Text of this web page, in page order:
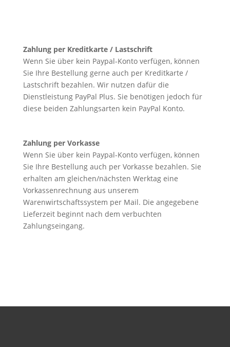
Zahlung per Kreditkarte / Lastschrift
Wenn Sie über kein Paypal-Konto verfügen, können
Sie Ihre Bestellung gerne auch per Kreditkarte /
Lastschrift bezahlen. Wir nutzen dafür die
Dienstleistung PayPal Plus. Sie benötigen jedoch für
diese beiden Zahlungsarten kein PayPal Konto.
Zahlung per Vorkasse
Wenn Sie über kein Paypal-Konto verfügen, können
Sie Ihre Bestellung auch per Vorkasse bezahlen. Sie
erhalten am gleichen/nächsten Werktag eine
Vorkassenrechnung aus unserem
Warenwirtschaftssystem per Mail. Die angegebene
Lieferzeit beginnt nach dem verbuchten
Zahlungseingang.